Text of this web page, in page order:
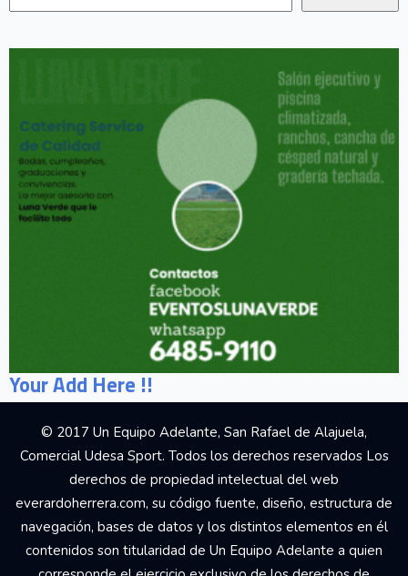
Your Add Here !!
© 2017 Un Equipo Adelante, San Rafael de Alajuela,
Comercial Udesa Sport. Todos los derechos reservados Los
derechos de propiedad intelectual del web
everardoherrera.com, su código fuente, diseño, estructura de
navegación, bases de datos y los distintos elementos en él
contenidos son titularidad de Un Equipo Adelante a quien